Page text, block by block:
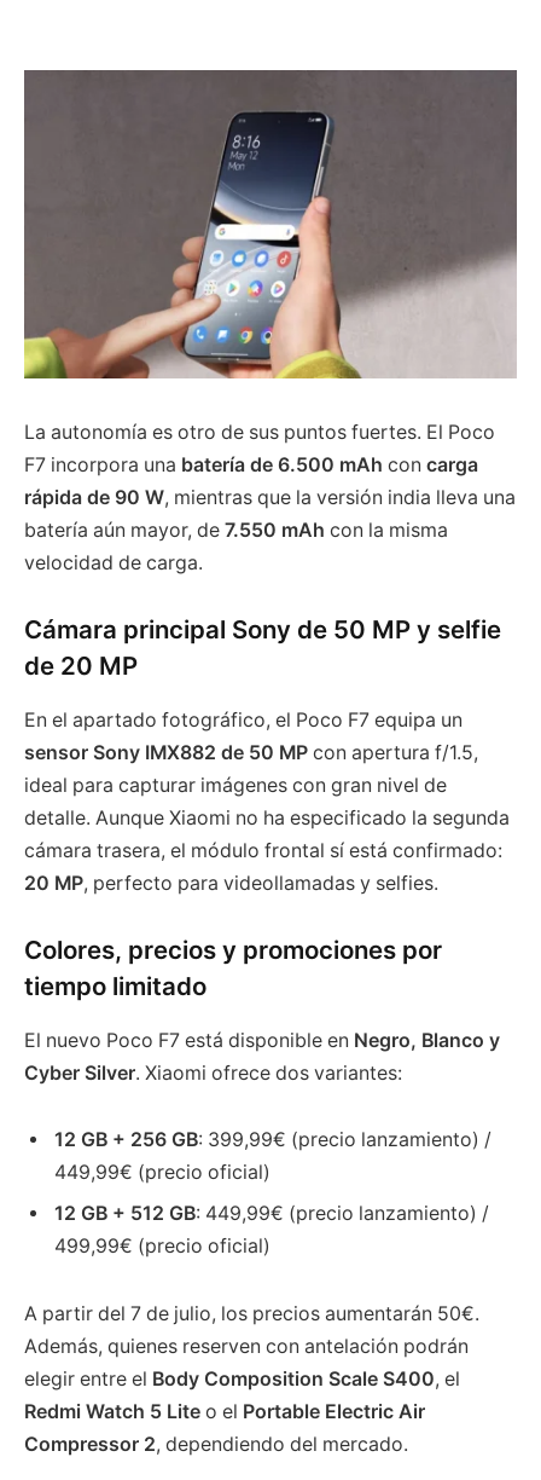
La autonomía es otro de sus puntos fuertes. El Poco
F7 incorpora una batería de 6.500 mAh con carga
rápida de 90 W, mientras que la versión india lleva una
batería aún mayor, de 7.550 mAh con la misma
velocidad de carga.
Cámara principal Sony de 50 MP y selfie
de 20 MP
En el apartado fotográfico, el Poco F7 equipa un
sensor Sony IMX882 de 50 MP con apertura f/1.5,
ideal para capturar imágenes con gran nivel de
detalle. Aunque Xiaomi no ha especificado la segunda
cámara trasera, el módulo frontal sí está confirmado:
20 MP, perfecto para videollamadas y selfies.
Colores, precios y promociones por
tiempo limitado
El nuevo Poco F7 está disponible en Negro, Blanco y
Cyber Silver. Xiaomi ofrece dos variantes:
12 GB + 256 GB: 399,99€ (precio lanzamiento) /
449,99€ (precio oficial)
12 GB + 512 GB: 449,99€ (precio lanzamiento) /
499,99€ (precio oficial)
A partir del 7 de julio, los precios aumentarán 50€.
Además, quienes reserven con antelación podrán
elegir entre el Body Composition Scale S400, el
Redmi Watch 5 Lite o el Portable Electric Air
Compressor 2, dependiendo del mercado.